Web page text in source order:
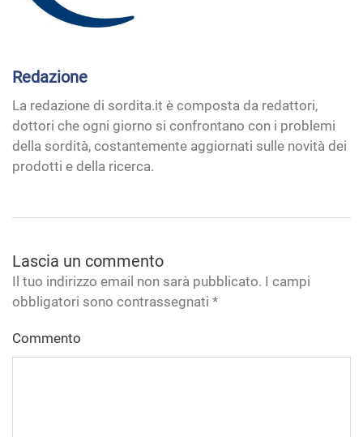
Redazione
La redazione di sordita.it è composta da redattori,
dottori che ogni giorno si confrontano con i problemi
della sordità, costantemente aggiornati sulle novità dei
prodotti e della ricerca.
Lascia un commento
Il tuo indirizzo email non sarà pubblicato. I campi
obbligatori sono contrassegnati *
Commento